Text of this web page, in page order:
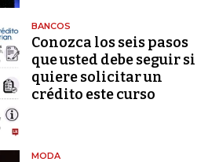
BANCOS
Conozca los seis pasos
que usted debe seguir si
quiere solicitar un
crédito este curso
MODA